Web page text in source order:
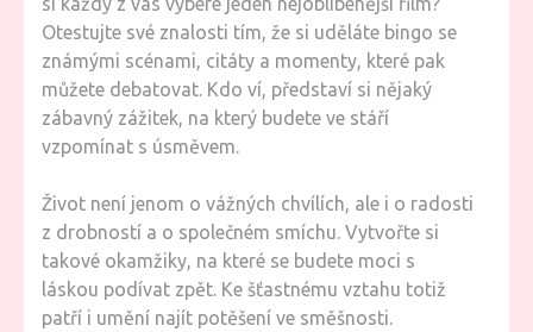
Otestujte své znalosti tím, že si uděláte bingo se
známými scénami, citáty a momenty, které pak
můžete debatovat. Kdo ví, představí si nějaký
zábavný zážitek, na který budete ve stáří
vzpomínat s úsměvem.
Život není jenom o vážných chvílích, ale i o radosti
z drobností a o společném smíchu. Vytvořte si
takové okamžiky, na které se budete moci s
láskou podívat zpět. Ke šťastnému vztahu totiž
patří i umění najít potěšení ve směšnosti.